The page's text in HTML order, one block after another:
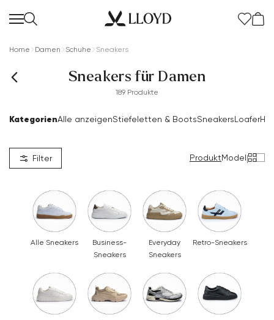
Home Damen Schuhe Sneakers
Sneakers für Damen
189 Produkte
KategorienAlle anzeigenStiefeletten & BootsSneakersLoafer
Filter ProduktModel|
Alle Sneakers
Business-
Sneakers
Everyday
Sneakers
Retro-Sneakers